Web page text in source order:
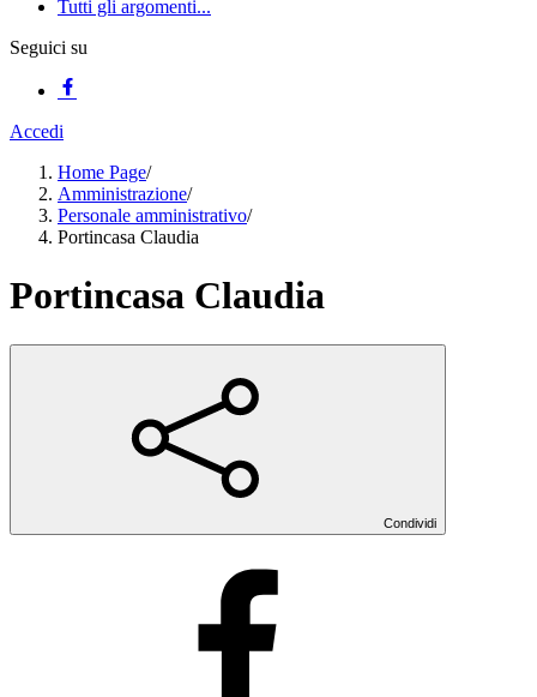
Tutti gli argomenti...
Seguici su
Accedi
Home Page/
Amministrazione/
Personale amministrativo/
Portincasa Claudia
Portincasa Claudia
Condividi